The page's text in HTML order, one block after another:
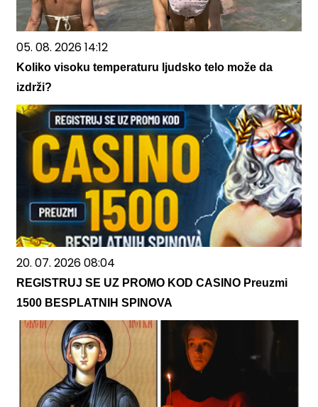
05. 08. 2026 14:12
Koliko visoku temperaturu ljudsko telo može da
izdrži?
20. 07. 2026 08:04
REGISTRUJ SE UZ PROMO KOD CASINO Preuzmi
1500 BESPLATNIH SPINOVA